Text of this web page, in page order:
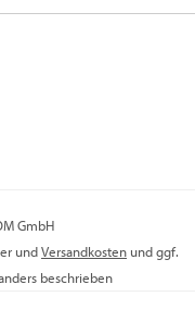
GmbH
undVersandkosten und ggf.
beschrieben